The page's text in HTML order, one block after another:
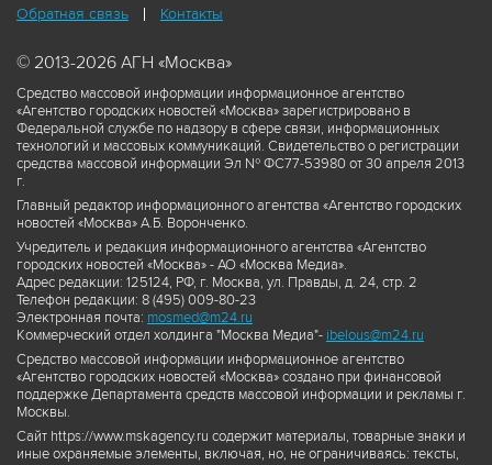
Обратная связь Контакты
© 2013-2026 АГН «Москва»
Средство массовой информации информационное агентство
«Агентство городских новостей «Москва» зарегистрировано в
Федеральной службе по надзору в сфере связи, информационных
технологий и массовых коммуникаций. Свидетельство о регистрации
средства массовой информации Эл № ФС77-53980 от 30 апреля 2013
г.
Главный редактор информационного агентства «Агентство городских
новостей «Москва» А.Б. Воронченко.
Учредитель и редакция информационного агентства «Агентство
городских новостей «Москва» - АО «Москва Медиа».
Адрес редакции: 125124, РФ, г. Москва, ул. Правды, д. 24, стр. 2
Телефон редакции: 8 (495) 009-80-23
Электронная почта: mosmed@m24.ru
Коммерческий отдел холдинга "Москва Медиа"- ibelous@m24.ru
Средство массовой информации информационное агентство
«Агентство городских новостей «Москва» создано при финансовой
поддержке Департамента средств массовой информации и рекламы г.
Москвы.
Сайт https://www.mskagency.ru содержит материалы, товарные знаки и
иные охраняемые элементы, включая, но, не ограничиваясь: тексты,